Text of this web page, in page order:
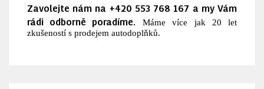
Zavolejte nám na +420 553 768 167 a my Vám
rádi odborně poradíme. Máme více jak 20 let
zkušeností s prodejem autodoplňků.